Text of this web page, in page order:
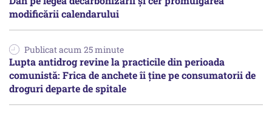
modificării calendarului
Publicat acum 25 minute
Lupta antidrog revine la practicile din perioada
comunistă: Frica de anchete îi ține pe consumatorii de
droguri departe de spitale